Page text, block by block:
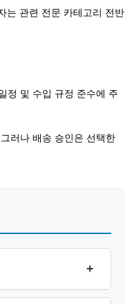
는 관련 전문 카테고리 전반
정 및 수입 규정 준수에 주
러나 배송 승인은 선택한
+